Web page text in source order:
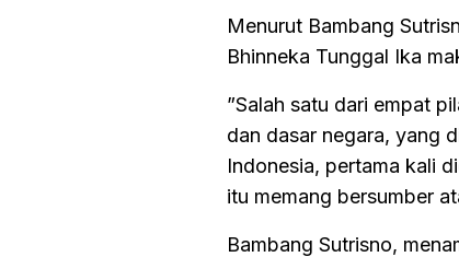
Menurut Bambang
Bhinneka Tunggal Ika
”Salah satu dari empat
dan dasar negara, yang
Indonesia, pertama kali
itu memang bersumber
Bambang Sutrisno,